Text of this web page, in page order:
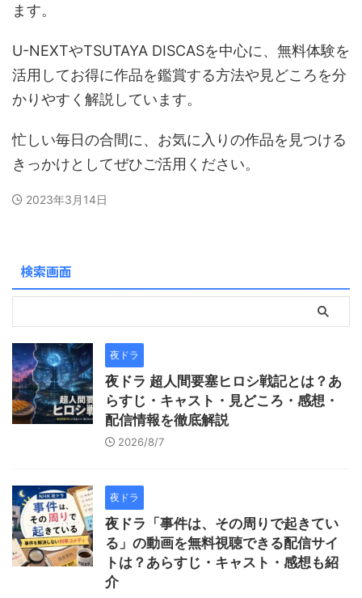
ます。
U-NEXTやTSUTAYA DISCASを中心に、無料体験を
活用してお得に作品を鑑賞する方法や見どころを分
かりやすく解説しています。
忙しい毎日の合間に、お気に入りの作品を見つける
きっかけとしてぜひご活用ください。
2023年3月14日
検索画面
夜ドラ
夜ドラ 超人間要塞ヒロシ戦記とは？あ
らすじ・キャスト・見どころ・感想・
配信情報を徹底解説
2026/8/7
夜ドラ
夜ドラ「事件は、その周りで起きてい
る」の動画を無料視聴できる配信サイ
トは？あらすじ・キャスト・感想も紹
介